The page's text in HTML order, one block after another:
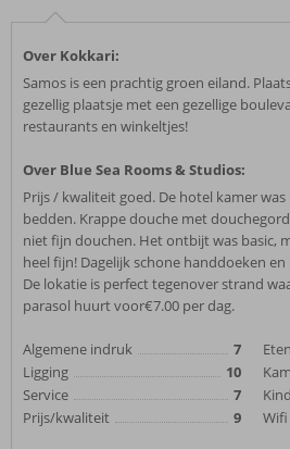
Over Kokkari:
Samos is een prachtig groen eiland.
gezellig plaatsje met een gezellige
restaurants en winkeltjes!
Over Blue Sea Rooms & Studios:
Prijs / kwaliteit goed. De hotel kamer
bedden. Krappe douche met
niet fijn douchen. Het ontbijt was basic,
heel fijn! Dagelijk schone handdoeken
De lokatie is perfect tegenover strand
parasol huurt voor€7.00 per dag.
Algemene indruk
7
Ligging
10
Service
7
Prijs/kwaliteit
9
Eten